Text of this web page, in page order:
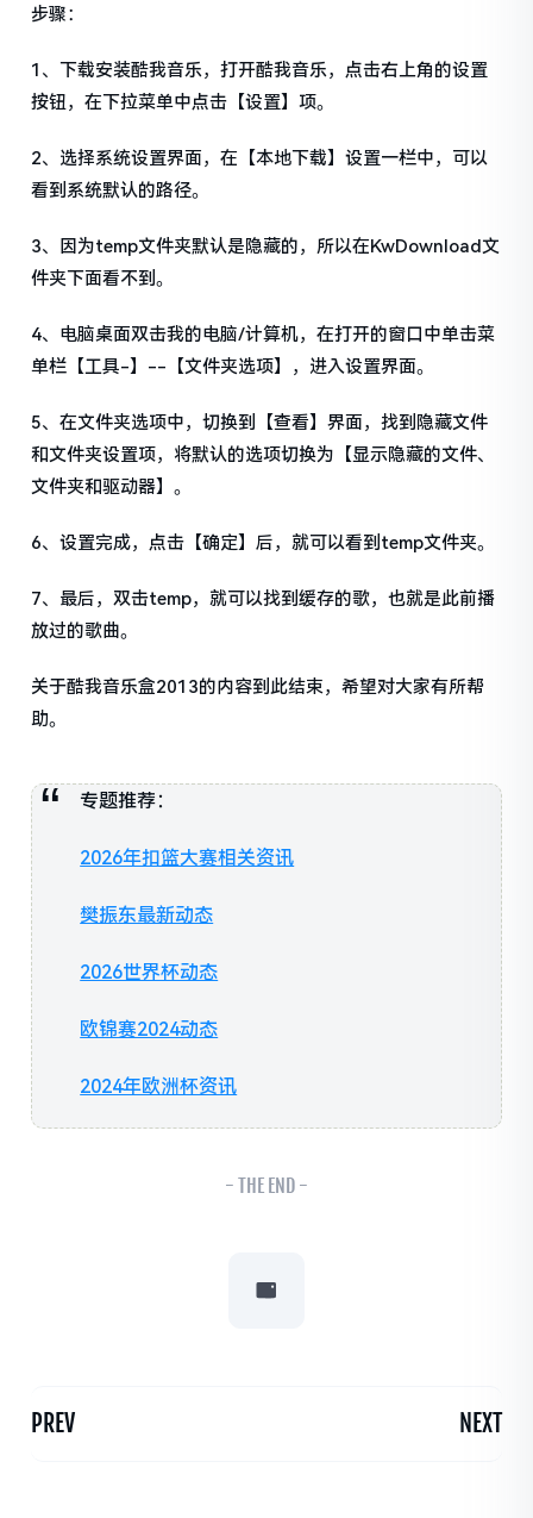
步骤：
1、下载安装酷我音乐，打开酷我音乐，点击右上角的设置
按钮，在下拉菜单中点击【设置】项。
2、选择系统设置界面，在【本地下载】设置一栏中，可以
看到系统默认的路径。
3、因为temp文件夹默认是隐藏的，所以在KwDownload文
件夹下面看不到。
4、电脑桌面双击我的电脑/计算机，在打开的窗口中单击菜
单栏【工具-】--【文件夹选项】，进入设置界面。
5、在文件夹选项中，切换到【查看】界面，找到隐藏文件
和文件夹设置项，将默认的选项切换为【显示隐藏的文件、
文件夹和驱动器】。
6、设置完成，点击【确定】后，就可以看到temp文件夹。
7、最后，双击temp，就可以找到缓存的歌，也就是此前播
放过的歌曲。
关于酷我音乐盒2013的内容到此结束，希望对大家有所帮
助。
专题推荐：
2026年扣篮大赛相关资讯
樊振东最新动态
2026世界杯动态
欧锦赛2024动态
2024年欧洲杯资讯
- THE END -
PREV NEXT